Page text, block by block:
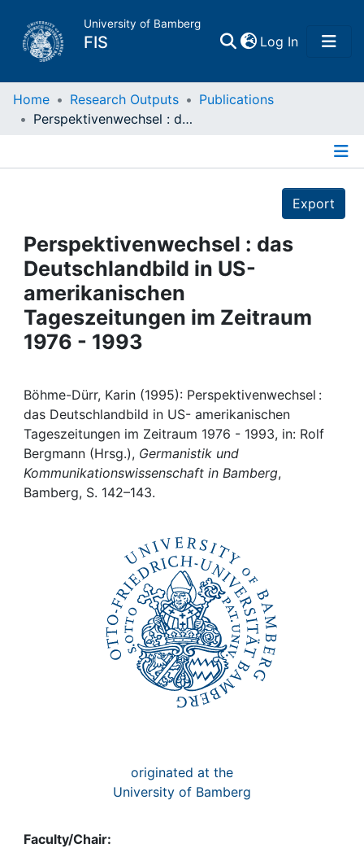
University of Bamberg
FIS Log In(current)
Home
Projects
People
Institutions
My FIS
Help
Home Research Outputs
Publications
Perspektivenwechsel : das Deutschlandbild in US- amerikanischen Tageszeitungen im Zeitraum 1976 - 1993
Export
Perspektivenwechsel : das
Deutschlandbild in US-
amerikanischen
Tageszeitungen im Zeitraum
1976 - 1993
Böhme-Dürr, Karin (1995): Perspektivenwechsel :
das Deutschlandbild in US- amerikanischen
Tageszeitungen im Zeitraum 1976 - 1993, in: Rolf
Bergmann (Hrsg.), Germanistik und
Kommunikationswissenschaft in Bamberg,
Bamberg, S. 142–143.
originated at the
University of Bamberg
Faculty/Chair: